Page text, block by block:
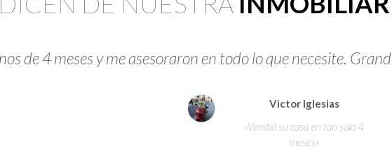
de 4 meses y me asesoraron en todo lo que necesite.
Victor Iglesias
«Vendió su casa en tan solo 4
meses»